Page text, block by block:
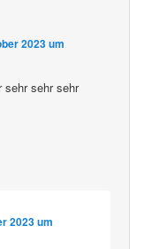
2023 um
sehr sehr sehr
2023 um